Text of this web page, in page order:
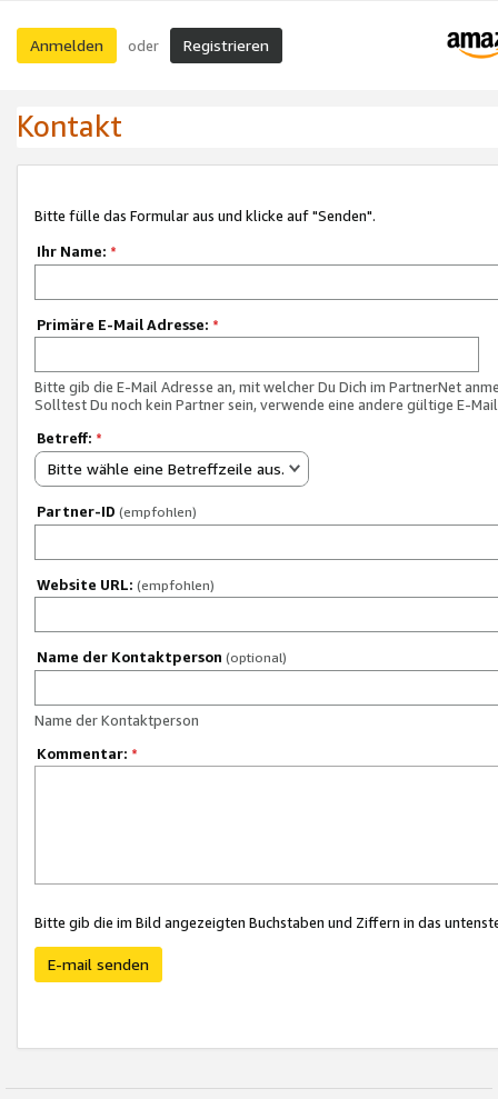
Anmelden oder Registrieren
Kontakt
Bitte fülle das Formular aus und klicke auf "Senden".
Ihr Name: *
Primäre E-Mail Adresse: *
Bitte gib die E-Mail Adresse an, mit welcher Du Dich im PartnerNet
Solltest Du noch kein Partner sein, verwende eine andere gültige E-
Betreff: *
Bitte wähle eine Betreffzeile aus.
Partner-ID (empfohlen)
Website URL: (empfohlen)
Name der Kontaktperson (optional)
Name der Kontaktperson
Kommentar: *
Bitte gib die im Bild angezeigten Buchstaben und Ziffern in das
E-mail senden